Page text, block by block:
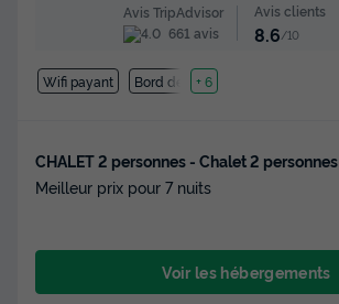
Avis TripAdvisor
661 avis
Avis clients
8.6/10
Wifi payant Bord de mer
+ 6
CHALET 2 personnes - Chalet 2 personnes
Meilleur prix pour 7 nuits
Voir les hébergements